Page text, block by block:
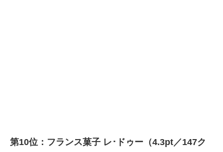
第10位：フランス菓子 レ･ドゥー（4.3pt／147ク